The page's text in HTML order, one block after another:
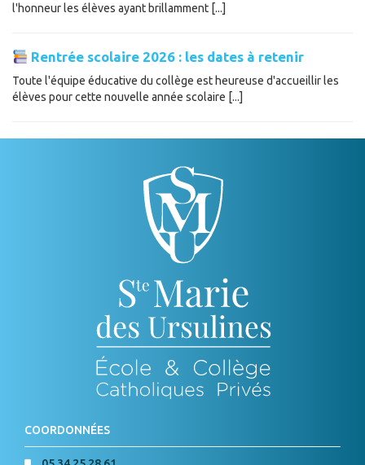
l'honneur les élèves ayant brillamment [...]
Rentrée scolaire 2026 : les dates à retenir
Toute l'équipe éducative du collège est heureuse d'accueillir les
élèves pour cette nouvelle année scolaire [...]
COORDONNÉES